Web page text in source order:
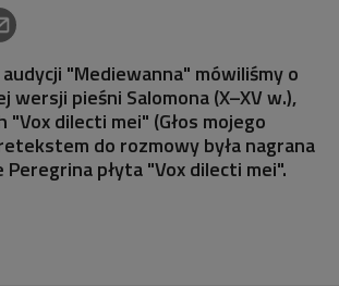
"Mediewanna" mówiliśmy o
wersji pieśni Salomona (X–XV w.),
dilecti mei" (Głos mojego
do rozmowy była nagrana
płyta "Vox dilecti mei".